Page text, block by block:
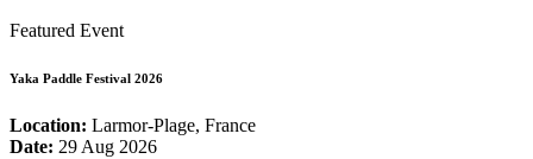
Featured Event
Yaka Paddle Festival 2026
Location: Larmor-Plage, France
Date: 29 Aug 2026